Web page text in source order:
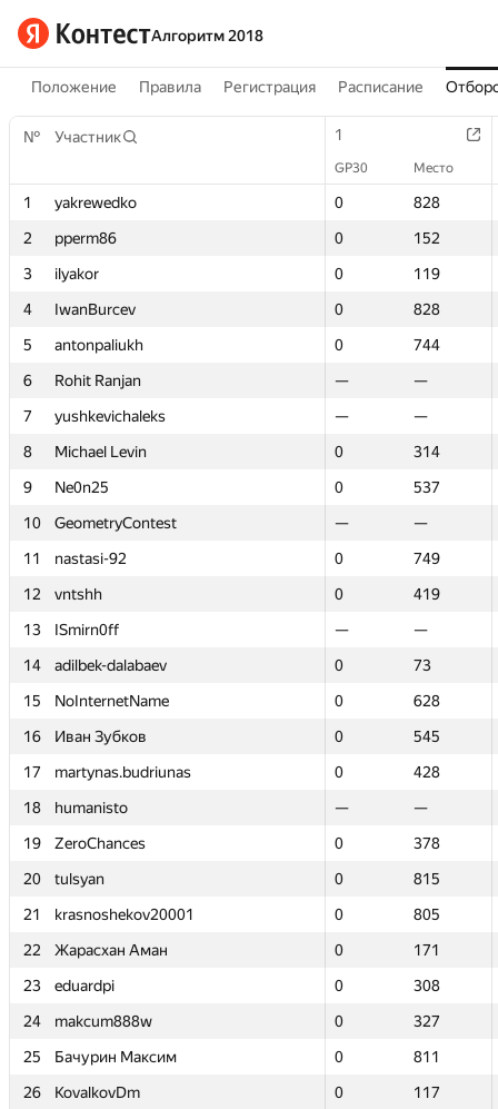
Алгоритм 2018
Положение Правила Регистрация Расписание
№ Участник 1
GP30 Место
1 yakrewedko 0
828
2
pperm86 0
152
3
ilyakor 0
119
4
IwanBurcev 0
828
5
antonpaliukh 0
744
6
Rohit Ranjan —
—
7
yushkevichaleks —
—
8
Michael Levin 0
314
9
Ne0n25 0
537
10
GeometryContest —
—
11
nastasi-92 0
749
12
vntshh 0
419
13
ISmirn0ff —
—
14
adilbek-dalabaev 0
73
15
NoInternetName 0
628
16
Иван Зубков 0
545
17
martynas.budriunas 0
428
18
humanisto —
—
19
ZeroChances 0
378
20
tulsyan 0
815
21
krasnoshekov20001 0
805
22
Жарасхан Аман 0
171
23
eduardpi 0
308
24
makcum888w 0
327
25
Бачурин Максим 0
811
26
KovalkovDm 0
117
№ Участник 1
GP30 Место
1 yakrewedko 0
828
2
pperm86 0
152
3
ilyakor 0
119
4
IwanBurcev 0
828
5
antonpaliukh 0
744
6
Rohit Ranjan —
—
7
yushkevichaleks —
—
8
Michael Levin 0
314
9
Ne0n25 0
537
10
GeometryContest —
—
11
nastasi-92 0
749
12
vntshh 0
419
13
ISmirn0ff —
—
14
adilbek-dalabaev 0
73
15
NoInternetName 0
628
16
Иван Зубков 0
545
17
martynas.budriunas 0
428
18
humanisto —
—
19
ZeroChances 0
378
20
tulsyan 0
815
21
krasnoshekov20001 0
805
22
Жарасхан Аман 0
171
23
eduardpi 0
308
24
makcum888w 0
327
25
Бачурин Максим 0
811
26
KovalkovDm 0
117